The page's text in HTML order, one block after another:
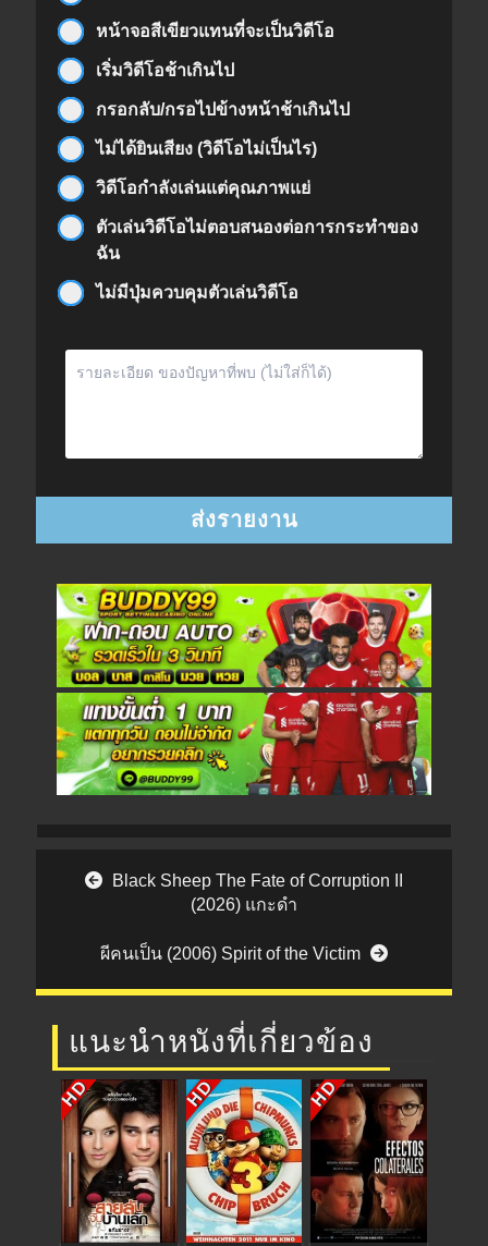
หน้าจอสีเขียวแทนที่จะเป็นวิดีโอ
เริ่มวิดีโอช้าเกินไป
กรอกลับ/กรอไปข้างหน้าช้าเกินไป
ไม่ได้ยินเสียง (วิดีโอไม่เป็นไร)
วิดีโอกำลังเล่นแต่คุณภาพแย่
ตัวเล่นวิดีโอไม่ตอบสนองต่อการกระทำของ
ฉัน
ไม่มีปุ่มควบคุมตัวเล่นวิดีโอ
Post navigationBlack Sheep The Fate of Corruption II
(2026) แกะดำ
ผีคนเป็น (2006) Spirit of the Victim
แนะนำหนังที่เกี่ยวข้อง
HD HD HD